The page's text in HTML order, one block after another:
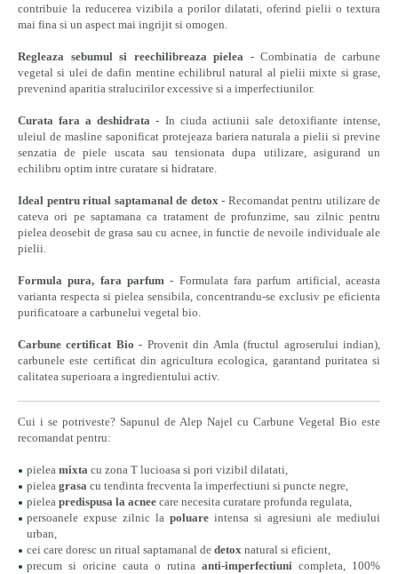
contribuie la reducerea vizibila a porilor dilatati, oferind pielii o textura
mai fina si un aspect mai ingrijit si omogen.
Regleaza sebumul si reechilibreaza pielea - Combinatia de carbune
vegetal si ulei de dafin mentine echilibrul natural al pielii mixte si grase,
prevenind aparitia stralucirilor excessive si a imperfectiunilor.
Curata fara a deshidrata - In ciuda actiunii sale detoxifiante intense,
uleiul de masline saponificat protejeaza bariera naturala a pielii si previne
senzatia de piele uscata sau tensionata dupa utilizare, asigurand un
echilibru optim intre curatare si hidratare.
Ideal pentru ritual saptamanal de detox- Recomandat pentru utilizare de
cateva ori pe saptamana ca tratament de profunzime, sau zilnic pentru
pielea deosebit de grasa sau cu acnee, in functie de nevoile individuale ale
pielii.
Formula pura, fara parfum - Formulata fara parfum artificial, aceasta
varianta respecta si pielea sensibila, concentrandu-se exclusiv pe eficienta
purificatoare a carbunelui vegetal bio.
Carbune certificat Bio - Provenit din Amla (fructul agroserului indian),
carbunele este certificat din agricultura ecologica, garantand puritatea si
calitatea superioara a ingredientului activ.
Cui i se potriveste? Sapunul de Alep Najel cu Carbune Vegetal Bio este
recomandat pentru:
pielea mixta cu zona T lucioasa si pori vizibil dilatati,
pielea grasa cu tendinta frecventa la imperfectiuni si puncte negre,
pielea predispusa la acnee care necesita curatare profunda regulata,
persoanele expuse zilnic la poluare intensa si agresiuni ale mediului
urban,
cei care doresc un ritual saptamanal de detox natural si eficient,
precum si oricine cauta o rutina anti-imperfectiuni completa, 100%